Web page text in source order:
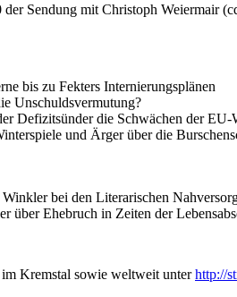
der Sendung mit Christoph
bis zu Fekters Internierungsplänen
Unschuldsvermutung?
Defizitsünder die Schwächen der
und Ärger über die
bei den Literarischen
über Ehebruch in Zeiten der
Kremstal sowie weltweit unterhttp://